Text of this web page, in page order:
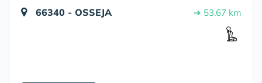
66340 - OSSEJA ➔ 53.67 km